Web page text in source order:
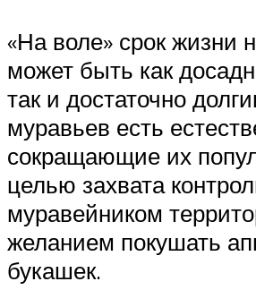
«На воле» срок жизни
может быть как
так и достаточно
муравьев есть
сокращающие их
целью захвата
муравейником
желанием покушать
букашек.